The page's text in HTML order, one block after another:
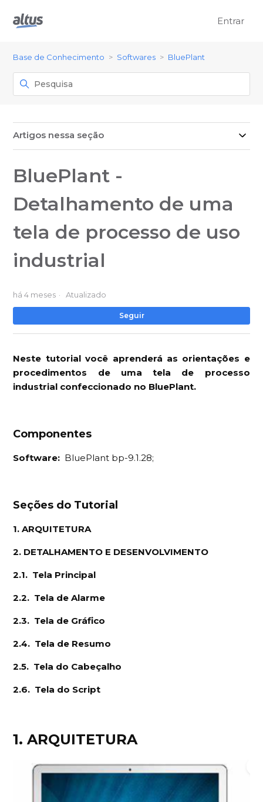
Entrar
Base de Conhecimento Softwares BluePlant
Artigos nessa seção
BluePlant -
Detalhamento de uma
tela de processo de uso
industrial
há 4 meses Atualizado
Seguir
Neste tutorial você aprenderá as orientações e
procedimentos de uma tela de processo
industrial confeccionado no BluePlant.
Componentes
Software: BluePlant bp-9.1.28;
Seções do Tutorial
1. ARQUITETURA
2. DETALHAMENTO E DESENVOLVIMENTO
2.1. Tela Principal
2.2. Tela de Alarme
2.3. Tela de Gráfico
2.4. Tela de Resumo
2.5. Tela do Cabeçalho
2.6. Tela do Script
1. ARQUITETURA